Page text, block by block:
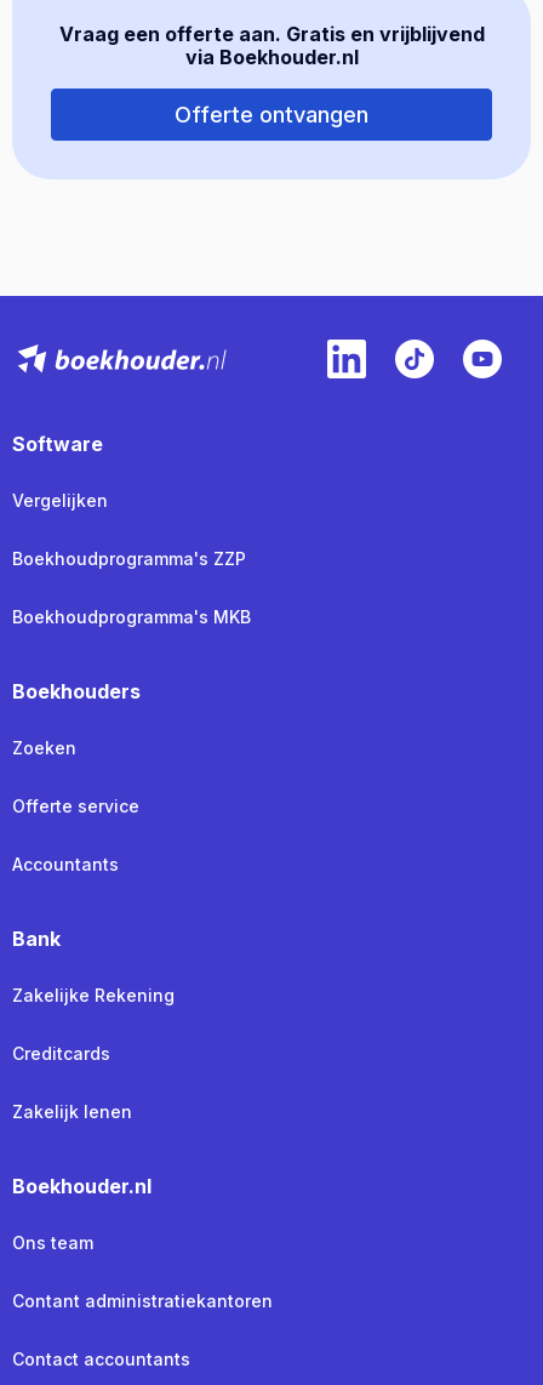
Vraag een offerte aan. Gratis en vrijblijvend
via Boekhouder.nl
Offerte ontvangen
Software
Vergelijken
Boekhoudprogramma's ZZP
Boekhoudprogramma's MKB
Boekhouders
Zoeken
Offerte service
Accountants
Bank
Zakelijke Rekening
Creditcards
Zakelijk lenen
Boekhouder.nl
Ons team
Contant administratiekantoren
Contact accountants